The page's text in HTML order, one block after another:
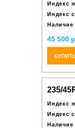
Индекс
Индекс
Наличие
45 500
235/
Индекс
Индекс
Наличие